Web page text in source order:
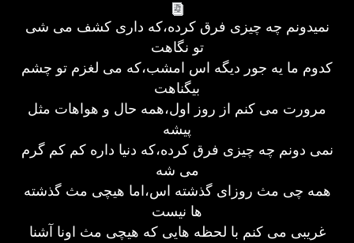
نمیدونم چه چیزی فرق کرده،که داری کشف می شی
تو نگاهت
کدوم ما یه جور دیگه اس امشب،که می لغزم تو چشم
بیگناهت
مرورت می کنم از روز اول،همه حال و هواهات مثل
پیشه
نمی دونم چه چیزی فرق کرده،که دنیا داره کم کم گرم
می شه
همه چی مث روزای گذشته اس،اما هیچی مث گذشته
ها نیست
غریبی می کنم با لحظه هایی که هیچی مث اونا آشنا